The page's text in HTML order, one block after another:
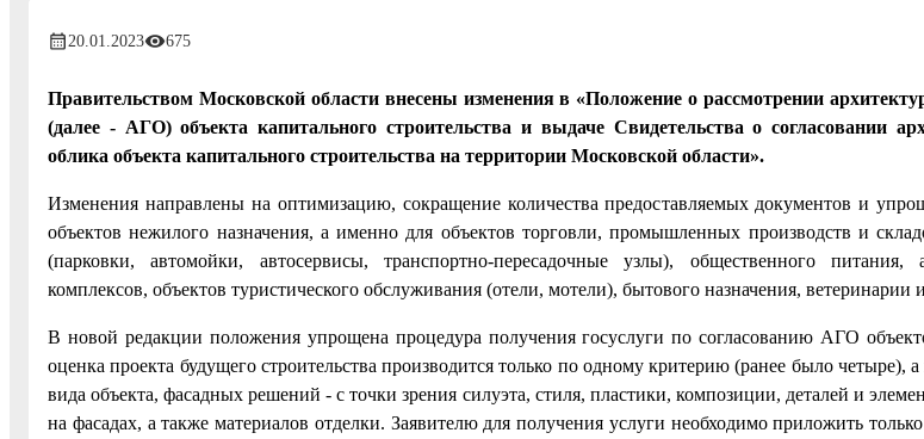
20.01.2023 675
Правительством Московской области внесены изменения в «Положение о рассмотрении
(далее - АГО) объекта капитального строительства и выдаче Свидетельства о согласовании
облика объекта капитального строительства на территории Московской области».
Изменения направлены на оптимизацию, сокращение количества предоставляемых документов и
объектов нежилого назначения, а именно для объектов торговли, промышленных производств и
(парковки, автомойки, автосервисы, транспортно-пересадочные узлы), общественного
комплексов, объектов туристического обслуживания (отели, мотели), бытового назначения, ветеринарии
В новой редакции положения упрощена процедура получения госуслуги по согласованию АГО
оценка проекта будущего строительства производится только по одному критерию (ранее было четыре),
вида объекта, фасадных решений - с точки зрения силуэта, стиля, пластики, композиции, деталей и
на фасадах, а также материалов отделки. Заявителю для получения услуги необходимо приложить